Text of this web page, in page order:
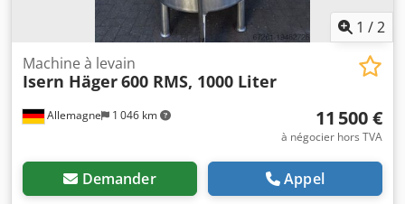
1 /2
Allemagne 1 046 km
Machine à levain
Isern Häger600 RMS, 1000 Liter
11 500 €
à négocier hors TVA
Demander Appel